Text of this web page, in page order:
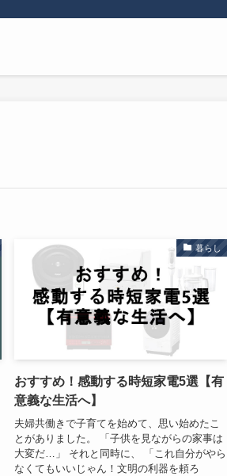
暮らし
おすすめ！感動する時短家電5選【有
意義な生活へ】
夫婦共働きで子育てを始めて、思い始めたこ
とがありました。 「子供を見ながらの家事は
大変だ…」 それと同時に、 「これ自分がやら
なくてもいいじゃん！文明の利器を頼ろ